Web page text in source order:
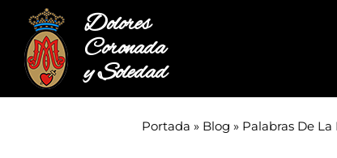
Dolores
Coronada
y Soledad
Portada » Blog » Palabras De